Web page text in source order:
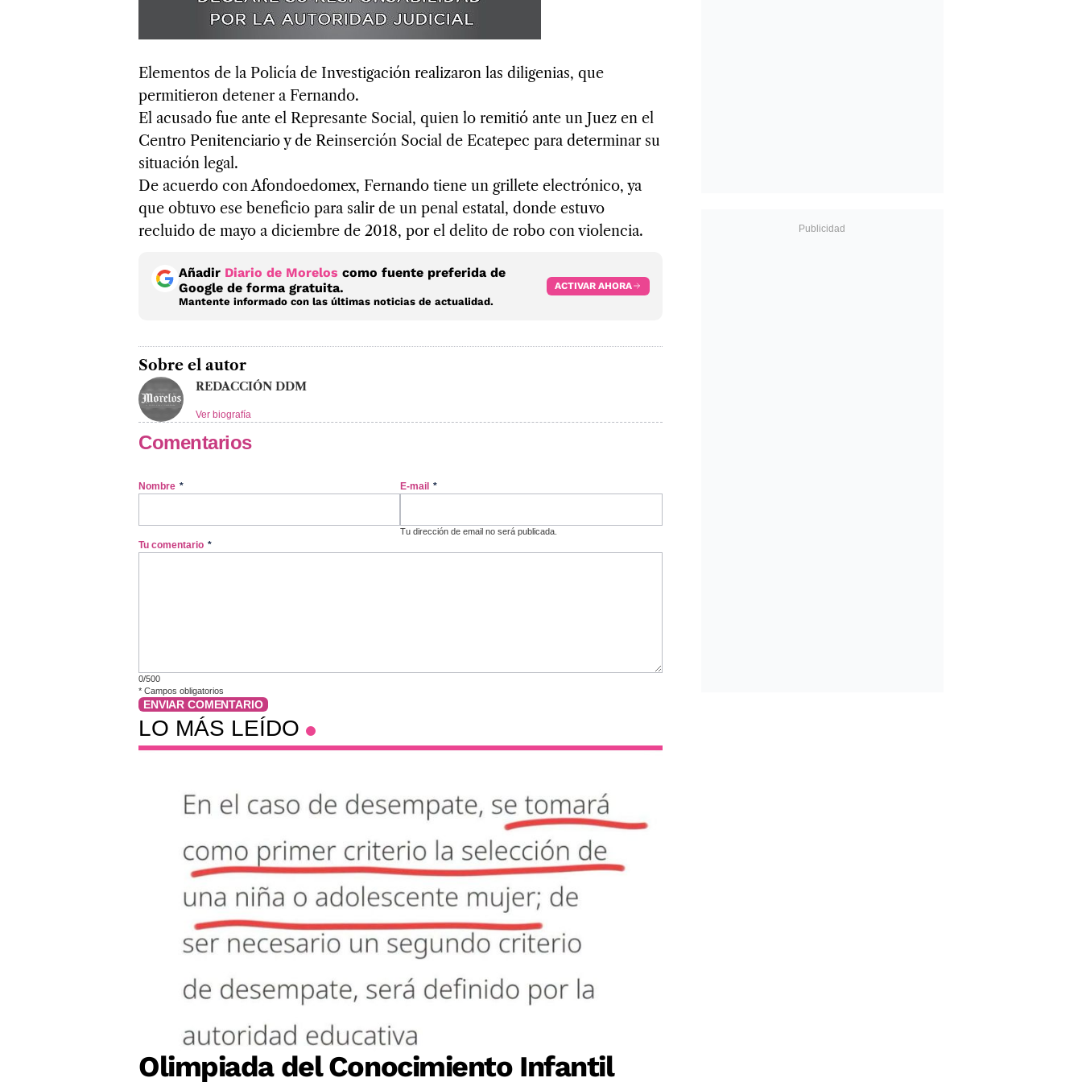
Elementos de la Policía de Investigación realizaron las diligenias, que
permitieron detener a Fernando.
El acusado fue ante el Represante Social, quien lo remitió ante un Juez en el
Centro Penitenciario y de Reinserción Social de Ecatepec para determinar su
situación legal.
De acuerdo con Afondoedomex, Fernando tiene un grillete electrónico, ya
que obtuvo ese beneficio para salir de un penal estatal, donde estuvo
recluido de mayo a diciembre de 2018, por el delito de robo con violencia.
Añadir Diario de Morelos como fuente preferida de
Google de forma gratuita.
Mantente informado con las últimas noticias de actualidad.
ACTIVAR AHORA
Sobre el autor
REDACCIÓN DDM
Ver biografía
Comentarios
Nombre * E-mail *
Tu dirección de email no será publicada.
Tu comentario *
0/500
* Campos obligatorios
ENVIAR COMENTARIO
LO MÁS LEÍDO
Olimpiada del Conocimiento Infantil